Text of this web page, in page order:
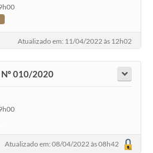
Atualizado em: 11/04/2022 às 12h02
Nº 010/2020
Atualizado em: 08/04/2022 às 08h42